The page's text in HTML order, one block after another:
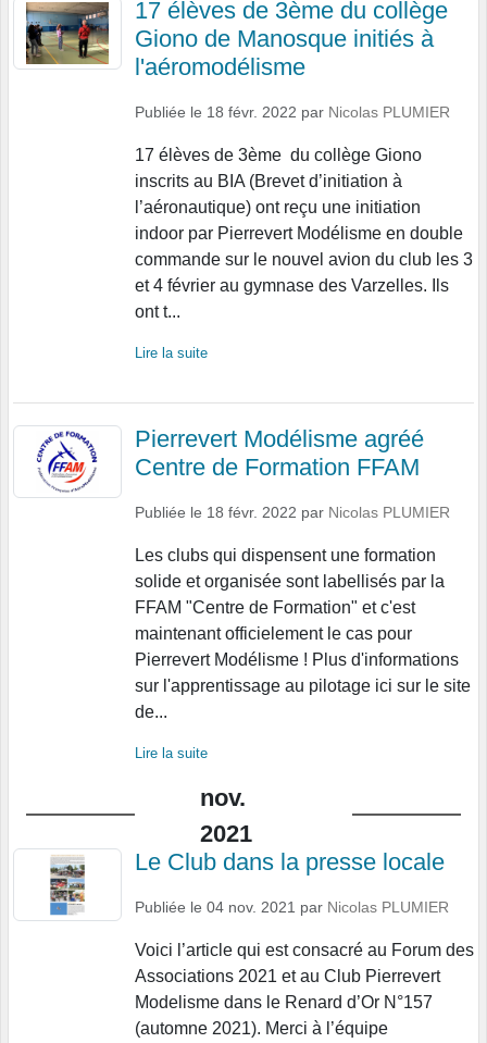
17 élèves de 3ème du collège
Giono de Manosque initiés à
l'aéromodélisme
Publiée le 18 févr. 2022 par Nicolas PLUMIER
17 élèves de 3ème du collège Giono
inscrits au BIA (Brevet d’initiation à
l’aéronautique) ont reçu une initiation
indoor par Pierrevert Modélisme en double
commande sur le nouvel avion du club les 3
et 4 février au gymnase des Varzelles. Ils
ont t...
Lire la suite
Pierrevert Modélisme agréé
Centre de Formation FFAM
Publiée le 18 févr. 2022 par Nicolas PLUMIER
Les clubs qui dispensent une formation
solide et organisée sont labellisés par la
FFAM "Centre de Formation" et c'est
maintenant officielement le cas pour
Pierrevert Modélisme ! Plus d'informations
sur l'apprentissage au pilotage ici sur le site
de...
Lire la suite
nov.
2021
Le Club dans la presse locale
Publiée le 04 nov. 2021 par Nicolas PLUMIER
Voici l’article qui est consacré au Forum des
Associations 2021 et au Club Pierrevert
Modelisme dans le Renard d’Or N°157
(automne 2021). Merci à l’équipe